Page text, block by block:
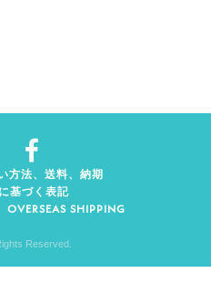
方法、送料、納期
基づく表記
OVERSEAS SHIPPING
Reserved.